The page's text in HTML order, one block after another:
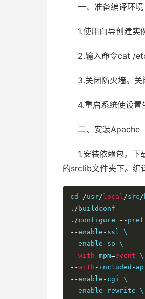
一、准备编译环境
1.使用向导创建实
2.输入命令cat /
3.关闭防火墙。关
4.重启系统使设置
二、安装Apache
1.安装依赖包。
的srclib文件夹下。编
cd /usr/ local/src/
./
./configure --
--enable -
--enable -
--with -mpm=event
--with - included -
--enable -
--enable -